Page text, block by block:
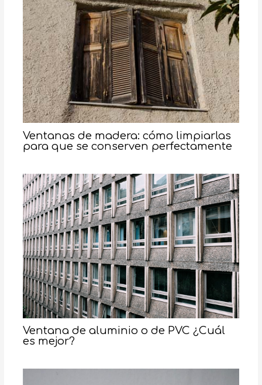
Ventanas de madera: cómo limpiarlas
para que se conserven perfectamente
Ventana de aluminio o de PVC ¿Cuál
es mejor?